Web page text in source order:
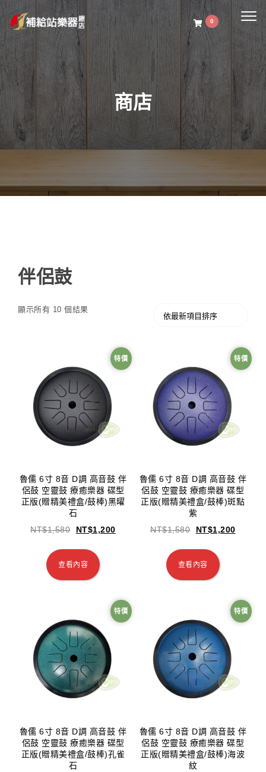
0
商店
伴侶鼓
顯示所有 10 個結果
特價
魯儒 6寸 8音 D調 高音鼓 伴
侶鼓 空靈鼓 療癒樂器 碟型
正版(贈精美禮盒/鼓棒)黑曜
石
NT$1,580 NT$1,200
查看內容
特價
魯儒 6寸 8音 D調 高音鼓 伴
侶鼓 空靈鼓 療癒樂器 碟型
正版(贈精美禮盒/鼓棒)斑點
紫
NT$1,580 NT$1,200
查看內容
特價
魯儒 6寸 8音 D調 高音鼓 伴
侶鼓 空靈鼓 療癒樂器 碟型
正版(贈精美禮盒/鼓棒)孔雀
石
特價
魯儒 6寸 8音 D調 高音鼓 伴
侶鼓 空靈鼓 療癒樂器 碟型
正版(贈精美禮盒/鼓棒)海波
紋